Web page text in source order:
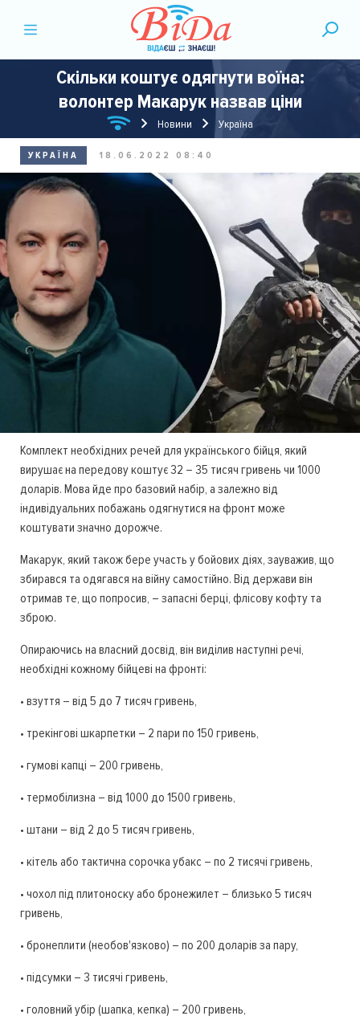
Скільки коштує одягнути воїна:
волонтер Макарук назвав ціни
Новини Україна
УКРАЇНА 18.06.2022 08:40
Комплект необхідних речей для українського бійця, який
вирушає на передову коштує 32 – 35 тисяч гривень чи 1000
доларів. Мова йде про базовий набір, а залежно від
індивідуальних побажань одягнутися на фронт може
коштувати значно дорожче.
Макарук, який також бере участь у бойових діях, зауважив, що
збирався та одягався на війну самостійно. Від держави він
отримав те, що попросив, – запасні берці, флісову кофту та
зброю.
Опираючись на власний досвід, він виділив наступні речі,
необхідні кожному бійцеві на фронті:
• взуття – від 5 до 7 тисяч гривень,
• трекінгові шкарпетки – 2 пари по 150 гривень,
• гумові капці – 200 гривень,
• термобілизна – від 1000 до 1500 гривень,
• штани – від 2 до 5 тисяч гривень,
• кітель або тактична сорочка убакс – по 2 тисячі гривень,
• чохол під плитоноску або бронежилет – близько 5 тисяч
гривень,
• бронеплити (необов'язково) – по 200 доларів за пару,
• підсумки – 3 тисячі гривень,
• головний убір (шапка, кепка) – 200 гривень,